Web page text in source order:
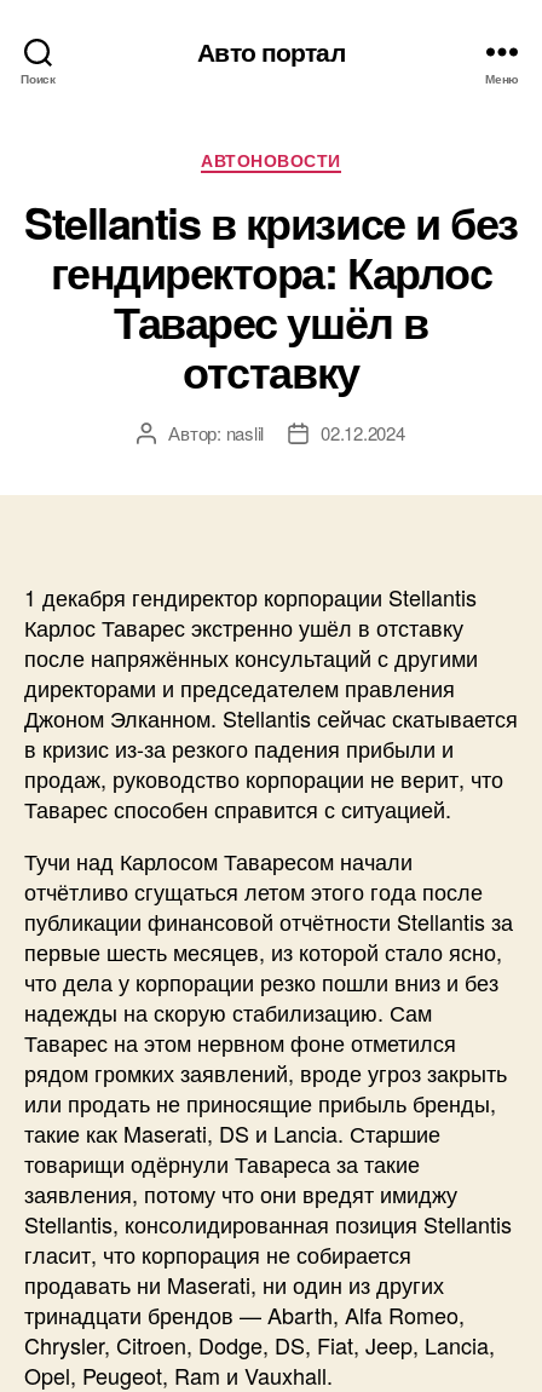
Поиск
Авто портал
Меню
Рубрики
АВТОНОВОСТИ
Stellantis в кризисе и без
гендиректора: Карлос
Таварес ушёл в
отставку
АвторАвтор: naslil
Дата02.12.2024
1 декабря гендиректор корпорации Stellantis
Карлос Таварес экстренно ушёл в отставку
после напряжённых консультаций с другими
директорами и председателем правления
Джоном Элканном. Stellantis сейчас скатывается
в кризис из-за резкого падения прибыли и
продаж, руководство корпорации не верит, что
Таварес способен справится с ситуацией.
Тучи над Карлосом Таваресом начали
отчётливо сгущаться летом этого года после
публикации финансовой отчётности Stellantis за
первые шесть месяцев, из которой стало ясно,
что дела у корпорации резко пошли вниз и без
надежды на скорую стабилизацию. Сам
Таварес на этом нервном фоне отметился
рядом громких заявлений, вроде угроз закрыть
или продать не приносящие прибыль бренды,
такие как Maserati, DS и Lancia. Старшие
товарищи одёрнули Тавареса за такие
заявления, потому что они вредят имиджу
Stellantis, консолидированная позиция Stellantis
гласит, что корпорация не собирается
продавать ни Maserati, ни один из других
тринадцати брендов — Abarth, Alfa Romeo,
Chrysler, Citroen, Dodge, DS, Fiat, Jeep, Lancia,
Opel, Peugeot, Ram и Vauxhall.